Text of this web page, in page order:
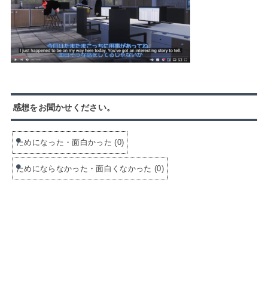
感想をお聞かせください。
ためになった・面白かった (0)
ためにならなかった・面白くなかった (0)